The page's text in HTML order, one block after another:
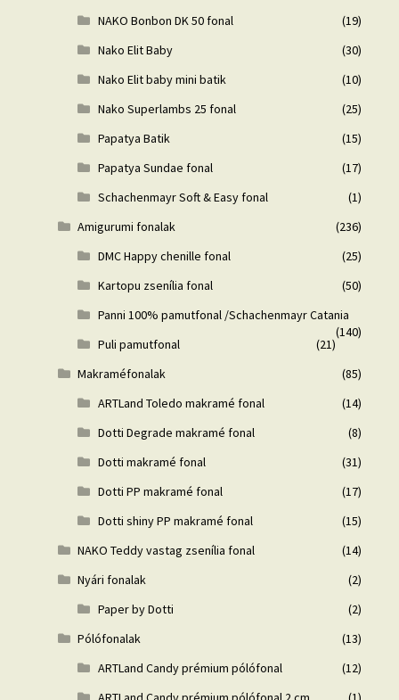
NAKO Bonbon DK 50 fonal
(19)
Nako Elit Baby
(30)
Nako Elit baby mini batik
(10)
Nako Superlambs 25 fonal
(25)
Papatya Batik
(15)
Papatya Sundae fonal
(17)
Schachenmayr Soft & Easy fonal
(1)
Amigurumi fonalak
(236)
DMC Happy chenille fonal
(25)
Kartopu zsenília fonal
(50)
Panni 100% pamutfonal /Schachenmayr Catania
(140)
Puli pamutfonal
(21)
Makraméfonalak
(85)
ARTLand Toledo makramé fonal
(14)
Dotti Degrade makramé fonal
(8)
Dotti makramé fonal
(31)
Dotti PP makramé fonal
(17)
Dotti shiny PP makramé fonal
(15)
NAKO Teddy vastag zsenília fonal
(14)
Nyári fonalak
(2)
Paper by Dotti
(2)
Pólófonalak
(13)
ARTLand Candy prémium pólófonal
(12)